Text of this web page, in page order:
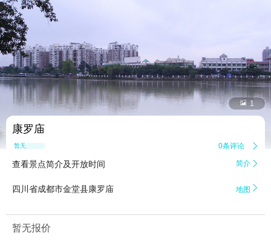
 1
康罗庙
暂无点评 0条评论 
查看景点简介及开放时间 简介 
四川省成都市金堂县康罗庙 地图 
暂无报价
